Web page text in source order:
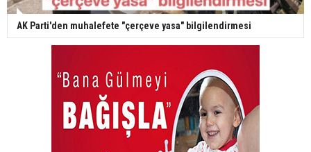
AK Parti'den muhalefete "çerçeve yasa" bilgilendirmesi